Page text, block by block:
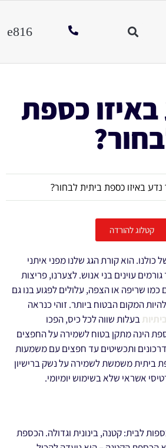
כספת
נדע באיזו כספת ביתית לבחור?
קטלוג להורדה
הוא קורת הגג שלנו מפני איתני
עוינים בני אנוש. לצערנו, פריצות
כמו שריפה או הצפה, עלולים לפגוע בנו גם
המקום הבטוח ביותר. זוהי כנראה
בעלות שווה לכל כיס, הפכו
הינה מתקן בטוח לשמירה על החפצים
ותכשיטים עד חפצים עם משמעות
ביתית משמשת לשמירה על נשק ברישיון
אשראי שלא בשימוש יומיומי.
לבית: קטנה, בינונית וגדולה. הכספת